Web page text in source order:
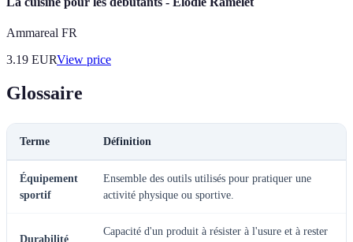
Ammareal FR
3.19 EURView price
Glossaire
Terme Définition
Équipement
sportif
Ensemble des outils utilisés pour pratiquer une
activité physique ou sportive.
Durabilité
Capacité d'un produit à résister à l'usure et à rester